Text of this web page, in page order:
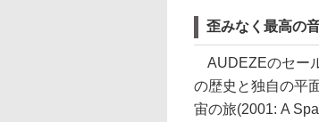
歪みなく最高の
AUDEZEのセー
の歴史と独自の平
宙の旅(2001: A